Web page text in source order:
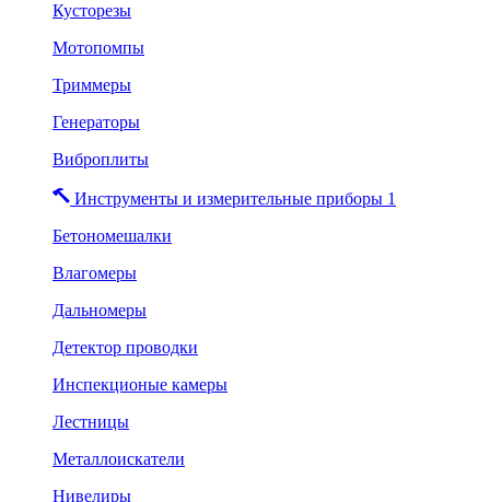
Кусторезы
Мотопомпы
Триммеры
Генераторы
Виброплиты
Инструменты и измерительные приборы 1
Бетономешалки
Влагомеры
Дальномеры
Детектор проводки
Инспекционые камеры
Лестницы
Металлоискатели
Нивелиры